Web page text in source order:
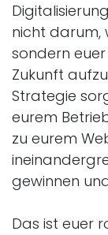
nicht darum,
sondern
Zukunft
Strategie
eurem
zu eurem
gewinnen
Das ist euer